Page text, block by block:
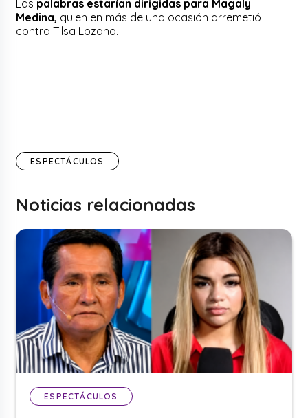
Las palabras estarían dirigidas para Magaly
Medina, quien en más de una ocasión arremetió
contra Tilsa Lozano.
ESPECTÁCULOS
Noticias relacionadas
ESPECTÁCULOS